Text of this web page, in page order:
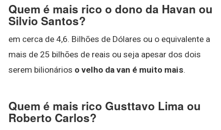
Quem é mais rico o dono da Havan ou
Silvio Santos?
em cerca de 4,6. Bilhões de Dólares ou o equivalente a
mais de 25 bilhões de reais ou seja apesar dos dois
serem bilionários o velho da van é muito mais.
Quem é mais rico Gusttavo Lima ou
Roberto Carlos?